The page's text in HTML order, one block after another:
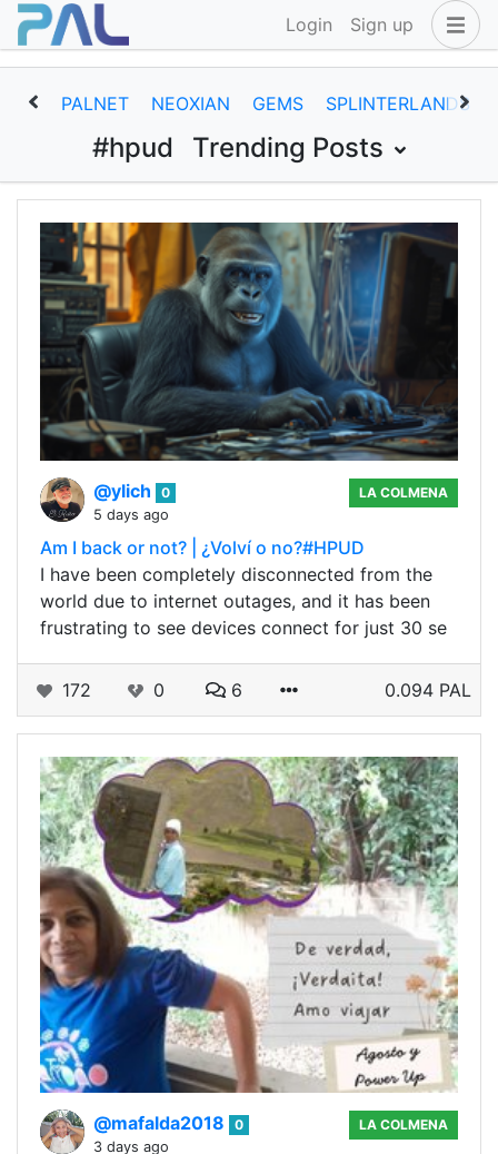
Login Sign up
PALNET NEOXIAN GEMS SPLINTERLANDS
#hpud Trending Posts
@ylich
0
5 days ago
LA COLMENA
Am I back or not? | ¿Volví o no?#HPUD
I have been completely disconnected from the
world due to internet outages, and it has been
frustrating to see devices connect for just 30 se
172 0 6 0.094 PAL
@mafalda2018
0
3 days ago
LA COLMENA